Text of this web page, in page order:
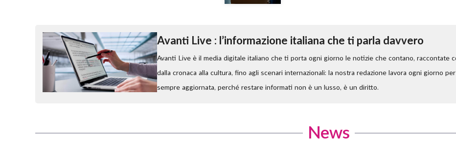
Avanti Live : l’informazione italiana che ti parla davvero
Avanti Live è il media digitale italiano che ti porta ogni giorno le notizie che contano, raccontate
dalla cronaca alla cultura, fino agli scenari internazionali: la nostra redazione lavora ogni giorno
sempre aggiornata, perché restare informati non è un lusso, è un diritto.
News